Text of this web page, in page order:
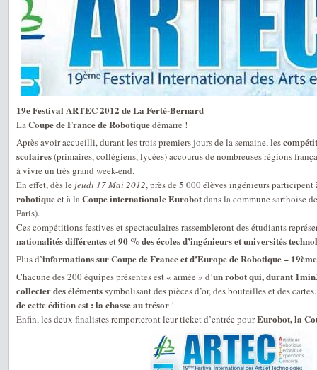
19e Festival ARTEC 2012 de La Ferté-Bernard
LaCoupe de France de Robotiquedémarre !
Après avoir accueilli, durant les trois premiers jours de la semaine, les
scolaires(primaires, collégiens, lycées) accourus de nombreuses régions
à vivre un très grand week-end.
En effet, dès le jeudi 17 Mai 2012, près de 5 000 élèves ingénieurs
robotiqueet à laCoupe internationale Eurobotdans la commune sarthoise
Paris).
Ces compétitions festives et spectaculaires rassembleront des étudiants
nationalités différenteset90 % des écoles d’ingénieurs et universités
Plus d’informations sur Coupe de France et d’Europe de Robotique –
Chacune des 200 équipes présentes est « armée » d’un robot qui, durant
collecter des élémentssymbolisant des pièces d’or, des bouteilles et des
de cette édition est : la chasse au trésor !
Enfin, les deux finalistes remporteront leur ticket d’entrée pourEurobot, la